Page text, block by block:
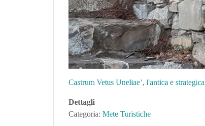
Castrum Vetus Uneliae’, l'antica e
Dettagli
Categoria: Mete Turistiche